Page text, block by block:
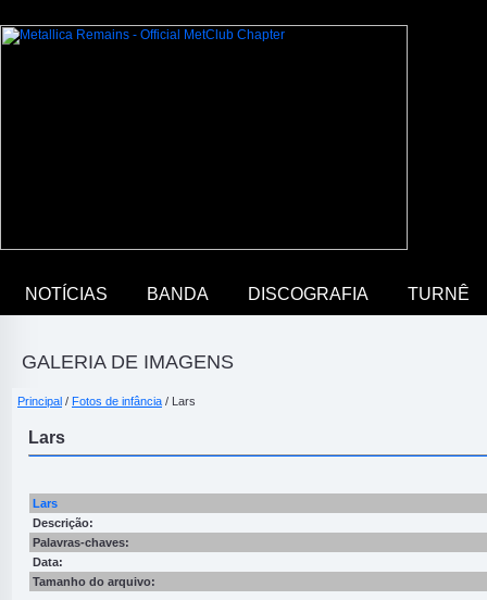
NOTÍCIAS BANDA DISCOGRAFIA TURNÊ
GALERIA DE IMAGENS
Principal / Fotos de infância / Lars
Lars
Lars
Descrição:
Palavras-chaves:
Data:
Tamanho do arquivo: